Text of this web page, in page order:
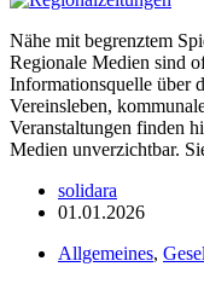
Nähe mit begrenztem
Regionale Medien sind
Informationsquelle über
Vereinsleben,
Veranstaltungen finden
Medien unverzichtbar.
solidara
01.01.2026
Allgemeines,